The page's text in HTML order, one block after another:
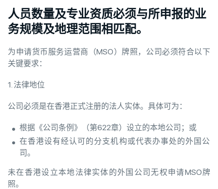
人员数量及专业资质必须与所申报的业
务规模及地理范围相匹配。
为申请货币服务运营商（MSO）牌照，公司必须符合以下
关键要求：
1. 法律地位
公司必须是在香港正式注册的法人实体。具体可为：
根据《公司条例》（第622章）设立的本地公司；或
在香港设有经认可的分支机构或代表办事处的外国公
司。
未在香港设立本地法律实体的外国公司无权申请MSO牌
照。